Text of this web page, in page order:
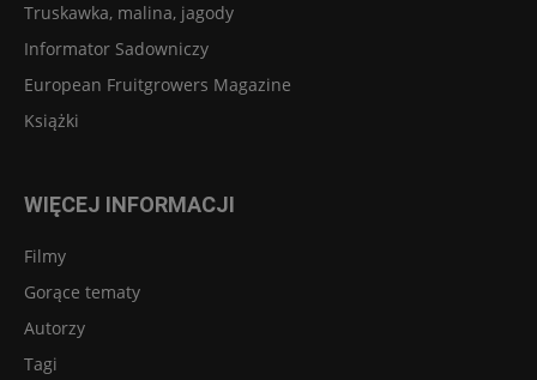
Truskawka, malina, jagody
Informator Sadowniczy
European Fruitgrowers Magazine
Książki
WIĘCEJ INFORMACJI
Filmy
Gorące tematy
Autorzy
Tagi